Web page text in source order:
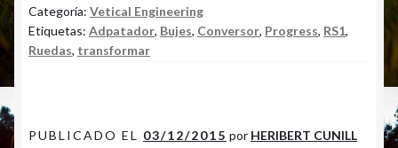
b
o
s
A
ky l
ar
Categoría: Vetical Engineering
Etiquetas: Adpatador, Bujes, Conversor, Progress, RS1,
Ruedas, transformar
PUBLICADO EL 03/12/2015 por HERIBERT CUNILL